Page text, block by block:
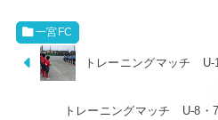
一宮FC
トレーニングマッチ U-
トレーニングマッチ U-8・